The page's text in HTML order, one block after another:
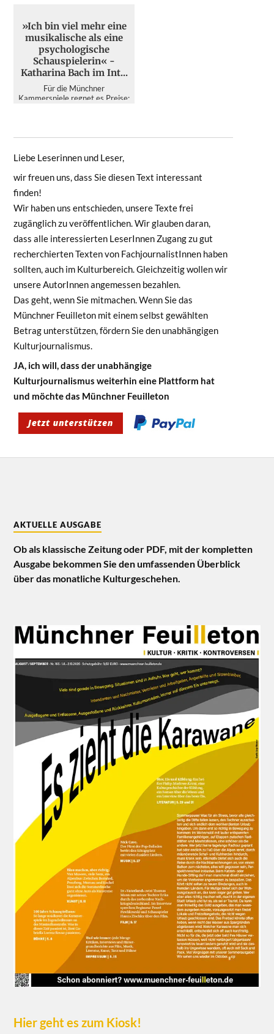
»Ich bin viel mehr eine
musikalische als eine
psychologische
Schauspielerin« -
Katharina Bach im Int...
Für die Münchner
Kammerspiele regnet es Preise:
Liebe Leserinnen und Leser,
wir freuen uns, dass Sie diesen Text interessant
finden!
Wir haben uns entschieden, unsere Texte frei
zugänglich zu veröffentlichen. Wir glauben daran,
dass alle interessierten LeserInnen Zugang zu gut
recherchierten Texten von FachjournalistInnen haben
sollten, auch im Kulturbereich. Gleichzeitig wollen wir
unsere AutorInnen angemessen bezahlen.
Das geht, wenn Sie mitmachen. Wenn Sie das
Münchner Feuilleton mit einem selbst gewählten
Betrag unterstützen, fördern Sie den unabhängigen
Kulturjournalismus.
JA, ich will, dass der unabhängige
Kulturjournalismus weiterhin eine Plattform hat
und möchte das Münchner Feuilleton
AKTUELLE AUSGABE
Ob als klassische Zeitung oder PDF, mit der kompletten
Ausgabe bekommen Sie den umfassenden Überblick
über das monatliche Kulturgeschehen.
Hier geht es zum Kiosk!